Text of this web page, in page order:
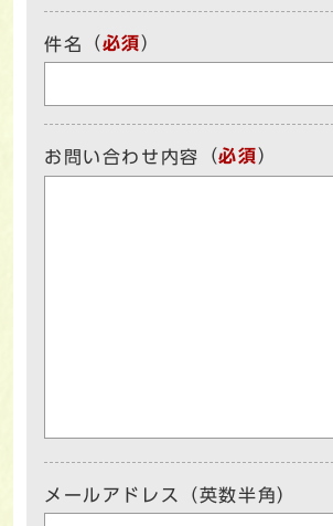
件名 （必須）
お問い合わせ内容 （必須）
メールアドレス（英数半角）